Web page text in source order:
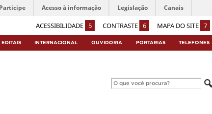
ACESSIBILIDADE 5 CONTRASTE 6 MAPA DO SITE 7
Participe Acesso à informação Legislação Canais
EDITAIS INTERNACIONAL OUVIDORIA PORTARIAS TELEFONES